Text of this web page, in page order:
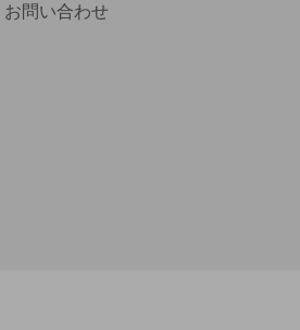
お問い合わせ